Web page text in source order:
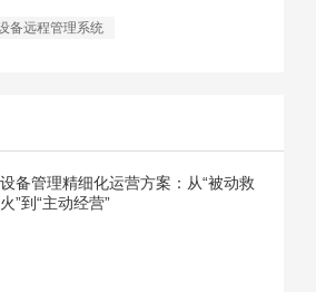
备远程管理系统
设备管理精细化运营方案：从“被动救
火”到“主动经营”